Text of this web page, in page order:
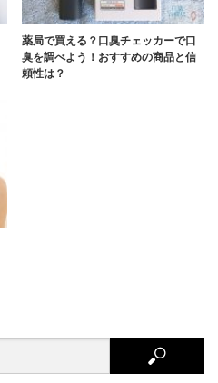
薬局で買える？口臭チェッカーで口
臭を調べよう！おすすめの商品と信
頼性は？